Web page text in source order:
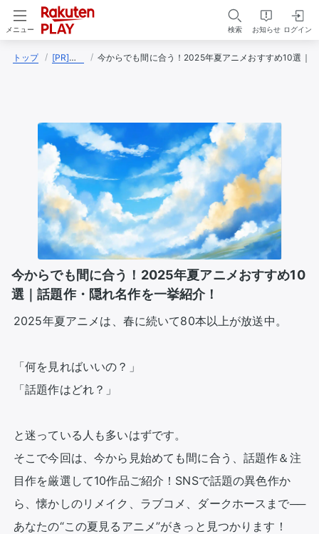
メニュー 検索 お知らせ ログイン
トップ [PR]笠希々 今からでも間に合う！2025年夏アニメおすすめ10選｜
今からでも間に合う！2025年夏アニメおすすめ10
選｜話題作・隠れ名作を一挙紹介！
2025年夏アニメは、春に続いて80本以上が放送中。
「何を見ればいいの？」
「話題作はどれ？」
と迷っている人も多いはずです。
そこで今回は、今から見始めても間に合う、話題作＆注
目作を厳選して10作品ご紹介！SNSで話題の異色作か
ら、懐かしのリメイク、ラブコメ、ダークホースまで──
あなたの“この夏見るアニメ”がきっと見つかります！